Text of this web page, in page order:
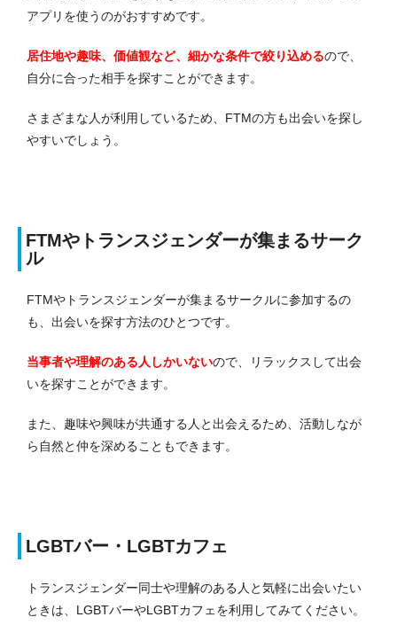
アプリを使うのがおすすめです。
居住地や趣味、価値観など、細かな条件で絞り込めるので、
自分に合った相手を探すことができます。
さまざまな人が利用しているため、FTMの方も出会いを探し
やすいでしょう。
FTMやトランスジェンダーが集まるサーク
ル
FTMやトランスジェンダーが集まるサークルに参加するの
も、出会いを探す方法のひとつです。
当事者や理解のある人しかいないので、リラックスして出会
いを探すことができます。
また、趣味や興味が共通する人と出会えるため、活動しなが
ら自然と仲を深めることもできます。
LGBTバー・LGBTカフェ
トランスジェンダー同士や理解のある人と気軽に出会いたい
ときは、LGBTバーやLGBTカフェを利用してみてください。